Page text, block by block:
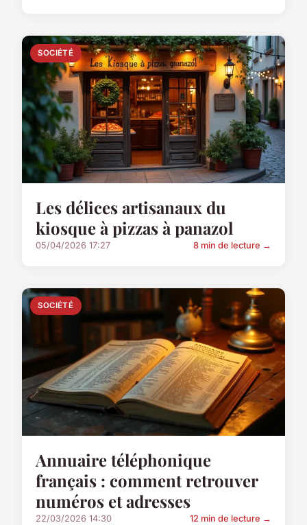
SOCIÉTÉ
Les délices artisanaux du
kiosque à pizzas à panazol
05/04/2026 17:27 8 min de lecture →
SOCIÉTÉ
Annuaire téléphonique
français : comment retrouver
numéros et adresses
22/03/2026 14:30 12 min de lecture →